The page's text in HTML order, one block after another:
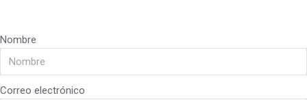
Nombre
Correo electrónico